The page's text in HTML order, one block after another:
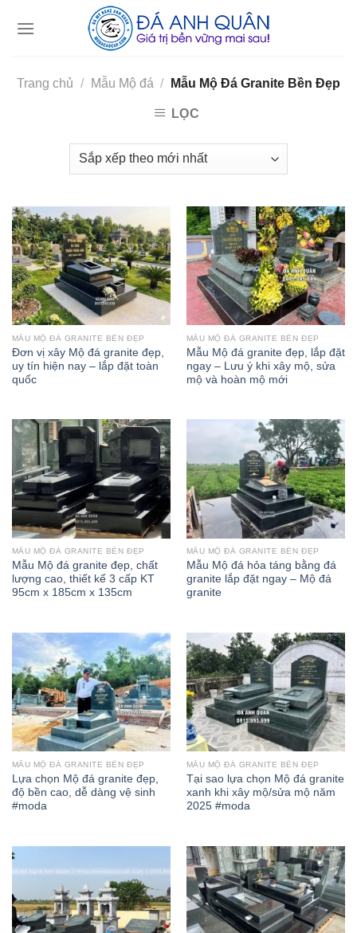
Trang chủ / Mẫu Mộ đá / Mẫu Mộ Đá Granite Bền Đẹp
LỌC
MẪU MỘ ĐÁ GRANITE BỀN ĐẸP
Đơn vị xây Mộ đá granite đẹp,
uy tín hiện nay – lắp đặt toàn
quốc
MẪU MỘ ĐÁ GRANITE BỀN ĐẸP
Mẫu Mộ đá granite đẹp, lắp đặt
ngay – Lưu ý khi xây mộ, sửa
mộ và hoàn mộ mới
MẪU MỘ ĐÁ GRANITE BỀN ĐẸP
Mẫu Mộ đá granite đẹp, chất
lượng cao, thiết kế 3 cấp KT
95cm x 185cm x 135cm
MẪU MỘ ĐÁ GRANITE BỀN ĐẸP
Mẫu Mộ đá hỏa táng bằng đá
granite lắp đặt ngay – Mộ đá
granite
MẪU MỘ ĐÁ GRANITE BỀN ĐẸP
Lựa chọn Mộ đá granite đẹp,
độ bền cao, dễ dàng vệ sinh
#moda
MẪU MỘ ĐÁ GRANITE BỀN ĐẸP
Tại sao lựa chọn Mộ đá granite
xanh khi xây mộ/sửa mộ năm
2025 #moda